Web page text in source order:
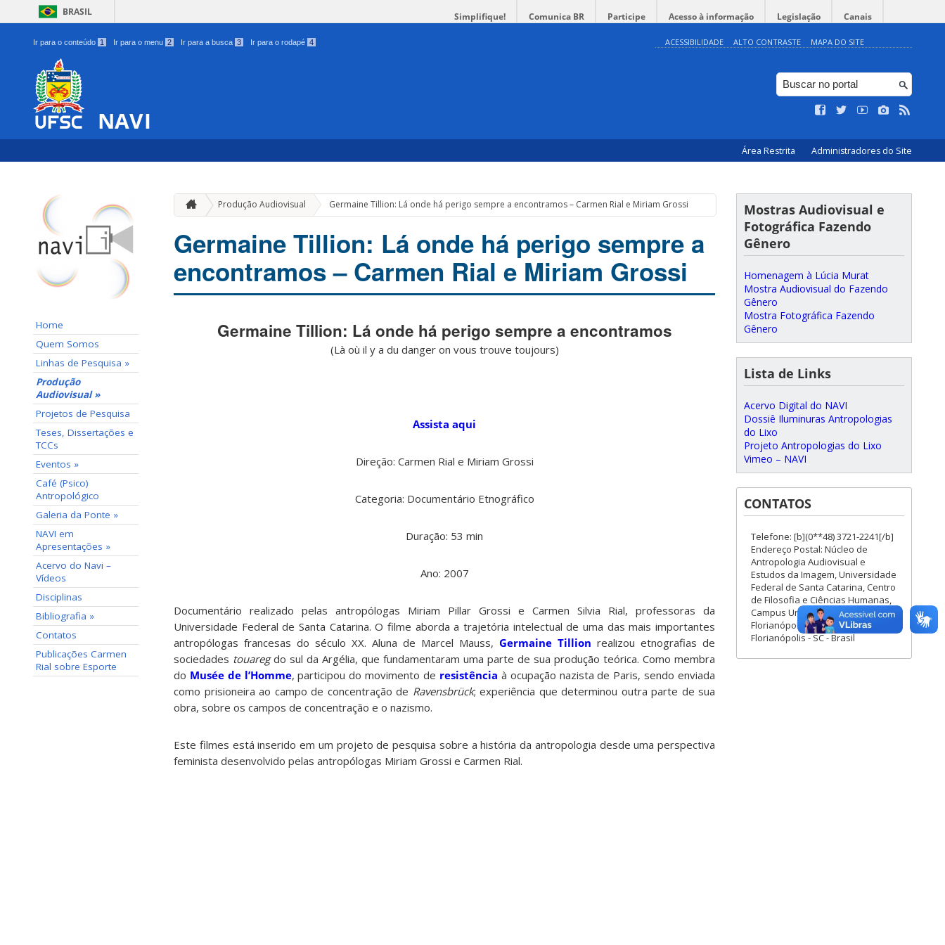
BRASIL Simplifique! Comunica BR Participe Acesso à informação Legislação Canais
Ir para o conteúdo 1 Ir para o menu 2 Ir para a busca 3 Ir para o rodapé 4 ACESSIBILIDADE ALTO CONTRASTE MAPA DO SITE
NAVI
Área Restrita Administradores do Site
Home
Quem Somos
Linhas de Pesquisa »
Produção
Audiovisual »
Projetos de Pesquisa
Teses, Dissertações e
TCCs
Eventos »
Café (Psico)
Antropológico
Galeria da Ponte »
NAVI em
Apresentações »
Acervo do Navi –
Vídeos
Disciplinas
Bibliografia »
Contatos
Publicações Carmen
Rial sobre Esporte
Produção Audiovisual Germaine Tillion: Lá onde há perigo sempre a encontramos – Carmen Rial e Miriam Grossi
Germaine Tillion: Lá onde há perigo sempre a
encontramos – Carmen Rial e Miriam Grossi
Germaine Tillion: Lá onde há perigo sempre a encontramos
(Là où il y a du danger on vous trouve toujours)
Assista aqui
Direção: Carmen Rial e Miriam Grossi
Categoria: Documentário Etnográfico
Duração: 53 min
Ano: 2007
Documentário realizado pelas antropólogas Miriam Pillar Grossi e Carmen Silvia Rial, professoras da
Universidade Federal de Santa Catarina. O filme aborda a trajetória intelectual de uma das mais importantes
antropólogas francesas do século XX. Aluna de Marcel Mauss, Germaine Tillion realizou etnografias de
sociedades touaregdo sul da Argélia, que fundamentaram uma parte de sua produção teórica. Como membra
do Musée de l’Homme, participou do movimento de resistência à ocupação nazista de Paris, sendo enviada
como prisioneira ao campo de concentração de Ravensbrück; experiência que determinou outra parte de sua
obra, sobre os campos de concentração e o nazismo.
Este filmes está inserido em um projeto de pesquisa sobre a história da antropologia desde uma perspectiva
feminista desenvolvido pelas antropólogas Miriam Grossi e Carmen Rial.
Mostras Audiovisual e
Fotográfica Fazendo
Gênero
Homenagem à Lúcia Murat
Mostra Audiovisual do Fazendo
Gênero
Mostra Fotográfica Fazendo
Gênero
Lista de Links
Acervo Digital do NAVI
Dossiê Iluminuras Antropologias
do Lixo
Projeto Antropologias do Lixo
Vimeo – NAVI
CONTATOS
Telefone: [b](0**48) 3721-2241[/b]
Endereço Postal: Núcleo de
Antropologia Audiovisual e
Estudos da Imagem, Universidade
Federal de Santa Catarina, Centro
de Filosofia e Ciências Humanas,
Campus Universitário -
Florianópolis/SC, CEP 88040-970 -
Florianópolis - SC - Brasil